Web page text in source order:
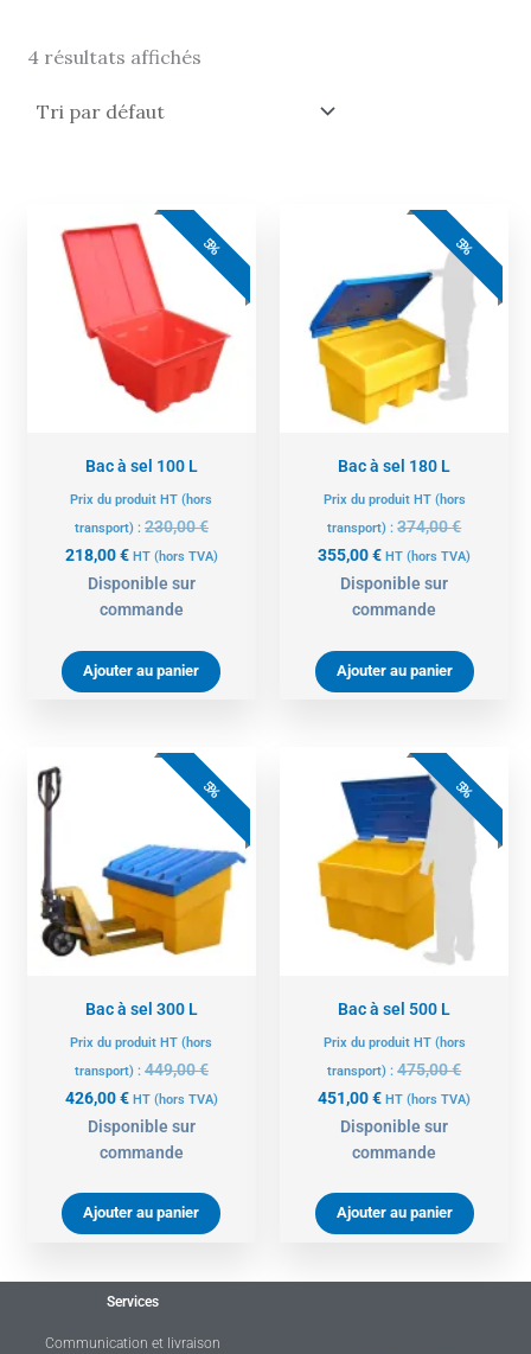
4 résultats affichés
5%
Bac à sel 100 L
Prix du produit HT (hors
transport) : 230,00€
prix
initial
était :
218,00€
prix
actuel
est :
218,00 €.
HT (hors TVA)
Disponible sur
commande
Ajouter au panier
5%
Bac à sel 180 L
Prix du produit HT (hors
transport) :374,00€
prix
initial
était :
374,00 €.
355,00€
actuel
est :
355,00 €.
HT (hors TVA)
Disponible sur
commande
Ajouter au panier
5%
Bac à sel 300 L
Prix du produit HT (hors
transport) : 449,00€
prix
initial
était :
449,00 €.
426,00€
426,00 €.
HT (hors TVA)
Disponible sur
commande
Ajouter au panier
5%
Bac à sel 500 L
Prix du produit HT (hors
transport) :475,00€
prix
initial
était :
475,00 €.
451,00€
prix
est :
451,00 €.
HT (hors TVA)
Disponible sur
commande
Ajouter au panier
Services
Communication et livraison